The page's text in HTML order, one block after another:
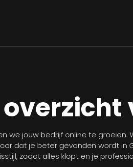
we jouw bedrijf online te
dat je beter gevonden wordt in
zodat alles klopt en je